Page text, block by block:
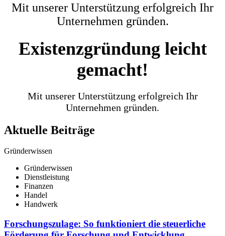
Mit unserer Unterstützung erfolgreich Ihr
Unternehmen gründen.
Existenzgründung leicht
gemacht!
Mit unserer Unterstützung erfolgreich Ihr
Unternehmen gründen.
Aktuelle Beiträge
Gründerwissen
Gründerwissen
Dienstleistung
Finanzen
Handel
Handwerk
Forschungszulage: So funktioniert die steuerliche